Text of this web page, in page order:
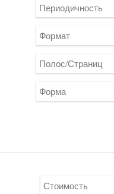
Периодичность
Формат
Полос/Страниц
Форма
Стоимость